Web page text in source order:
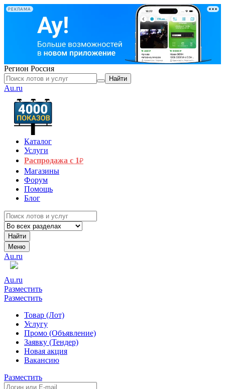
РЕКЛАМА
Регион Россия
Найти
Au.ru
Каталог
Услуги
Распродажа с 1₽
Магазины
Форум
Помощь
Блог
Найти
Меню
Au.ru
Au.ru
Разместить
Разместить
Товар (Лот)
Услугу
Промо (Объявление)
Заявку (Тендер)
Новая акция
Вакансию
Разместить